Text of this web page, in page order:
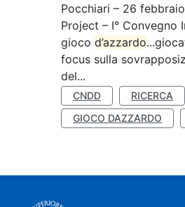
Pocchiari – 26
Project – I° Convegno
gioco d’azzardo
focus sulla
del...
CNDD
RICERCA
GIOCO DAZZARDO